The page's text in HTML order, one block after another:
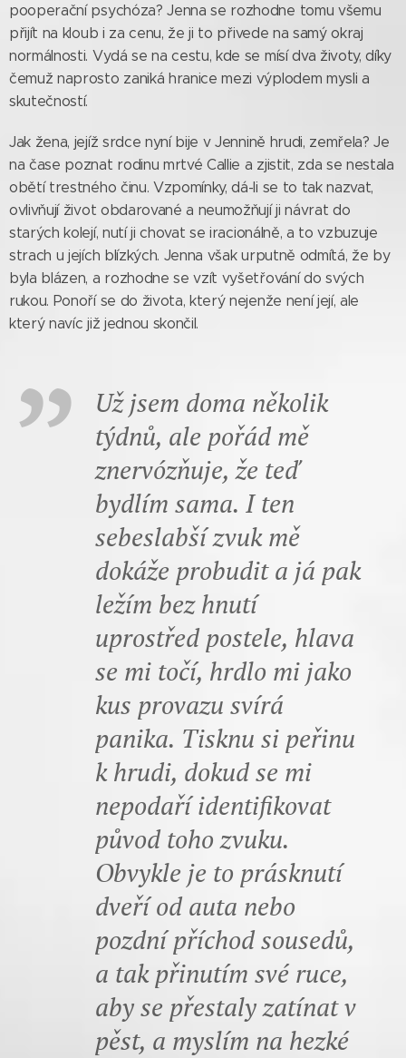
pooperační psychóza? Jenna se rozhodne tomu všemu
přijít na kloub i za cenu, že ji to přivede na samý okraj
normálnosti. Vydá se na cestu, kde se mísí dva životy, díky
čemuž naprosto zaniká hranice mezi výplodem mysli a
skutečností.
Jak žena, jejíž srdce nyní bije v Jennině hrudi, zemřela? Je
na čase poznat rodinu mrtvé Callie a zjistit, zda se nestala
obětí trestného činu. Vzpomínky, dá-li se to tak nazvat,
ovlivňují život obdarované a neumožňují ji návrat do
starých kolejí, nutí ji chovat se iracionálně, a to vzbuzuje
strach u jejích blízkých. Jenna však urputně odmítá, že by
byla blázen, a rozhodne se vzít vyšetřování do svých
rukou. Ponoří se do života, který nejenže není její, ale
který navíc již jednou skončil.
Už jsem doma několik
týdnů, ale pořád mě
znervózňuje, že teď
bydlím sama. I ten
sebeslabší zvuk mě
dokáže probudit a já pak
ležím bez hnutí
uprostřed postele, hlava
se mi točí, hrdlo mi jako
kus provazu svírá
panika. Tisknu si peřinu
k hrudi, dokud se mi
nepodaří identifikovat
původ toho zvuku.
Obvykle je to prásknutí
dveří od auta nebo
pozdní příchod sousedů,
a tak přinutím své ruce,
aby se přestaly zatínat v
pěst, a myslím na hezké